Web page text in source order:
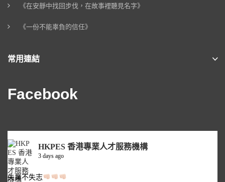
《在安靜中找回步伐，在故事裡聽見名字》
《一份不能辜負的信任》
常用連結
Facebook
HKPES 香港專業人才服務機構
3 days ago
失業不失志